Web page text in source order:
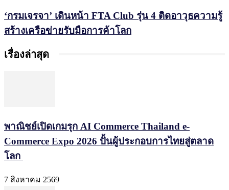
‘กรมเจรจา’ เดินหน้า FTA Club รุ่น 4 ติดอาวุธความรู้
สร้างเครือข่ายรับมือการค้าโลก
เรื่องล่าสุด
พาณิชย์เปิดเกมรุก AI Commerce Thailand e-
Commerce Expo 2026 ปั้นผู้ประกอบการไทยสู่ตลาด
โลก
7 สิงหาคม 2569